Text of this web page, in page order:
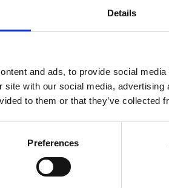
Details
and ads, to provide social
site with our social media,
to them or that they’ve collected
Preferences
Produkten har inga